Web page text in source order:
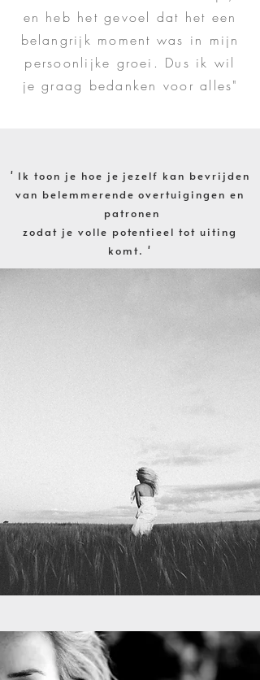
en heb het gevoel dat het een
belangrijk moment was in mijn
persoonlijke groei. Dus ik wil
je graag bedanken voor alles"
' Ik toon je hoe je jezelf kan bevrijden
van belemmerende overtuigingen en
patronen
zodat je volle potentieel tot uiting
komt. '